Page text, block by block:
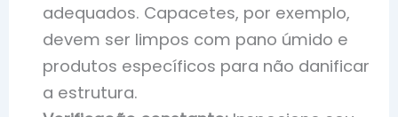
adequados. Capacetes, por exemplo,
devem ser limpos com pano úmido e
produtos específicos para não danificar
a estrutura.